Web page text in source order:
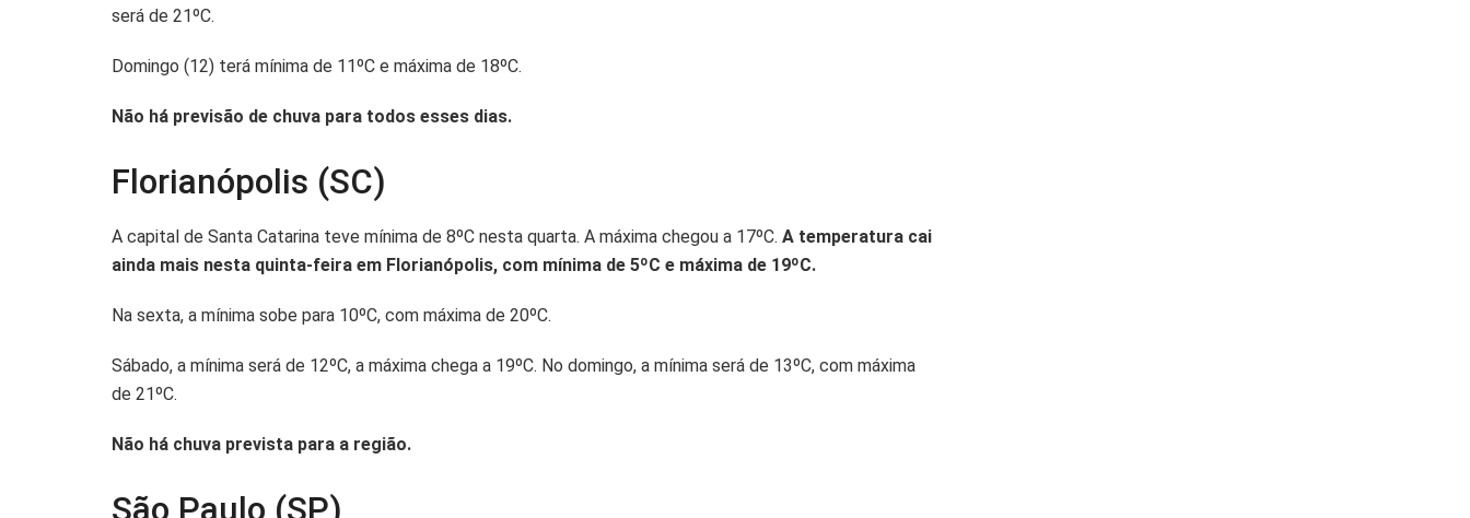
será de 21ºC.
Domingo (12) terá mínima de 11ºC e máxima de 18ºC.
Não há previsão de chuva para todos esses dias.
Florianópolis (SC)
A capital de Santa Catarina teve mínima de 8ºC nesta quarta. A máxima chegou a 17ºC. A temperatura cai
ainda mais nesta quinta-feira em Florianópolis, com mínima de 5ºC e máxima de 19ºC.
Na sexta, a mínima sobe para 10ºC, com máxima de 20ºC.
Sábado, a mínima será de 12ºC, a máxima chega a 19ºC. No domingo, a mínima será de 13ºC, com máxima
de 21ºC.
Não há chuva prevista para a região.
São Paulo (SP)